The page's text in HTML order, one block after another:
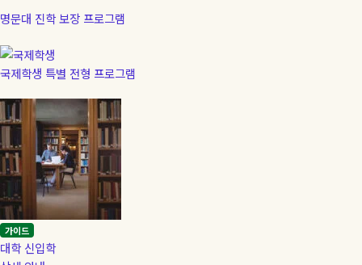
명문대 진학 보장 프로그램
국제학생 특별 전형 프로그램
가이드
대학 신입학